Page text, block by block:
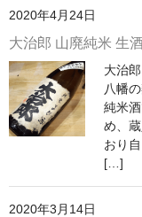
るみ子の酒・英・
大治郎・喜量能
秋鹿・奥鹿 秋鹿
睡龍・生もとの
竹泉 田治米（兵
2020年4月24日
大治郎 山廃純米 生
大治
八幡
純米
め、
おり
[…]
2020年3月14日